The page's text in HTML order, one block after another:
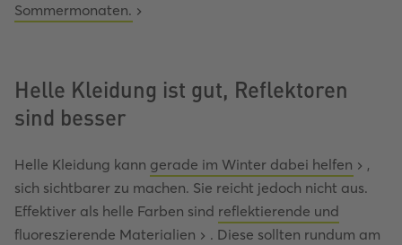
Sommermonaten.
Helle Kleidung ist gut, Reflektoren
sind besser
Helle Kleidung kann gerade im Winter dabei helfen
,
sich sichtbarer zu machen. Sie reicht jedoch nicht aus.
Effektiver als helle Farben sind reflektierende und
fluoreszierende Materialien
. Diese sollten rundum am